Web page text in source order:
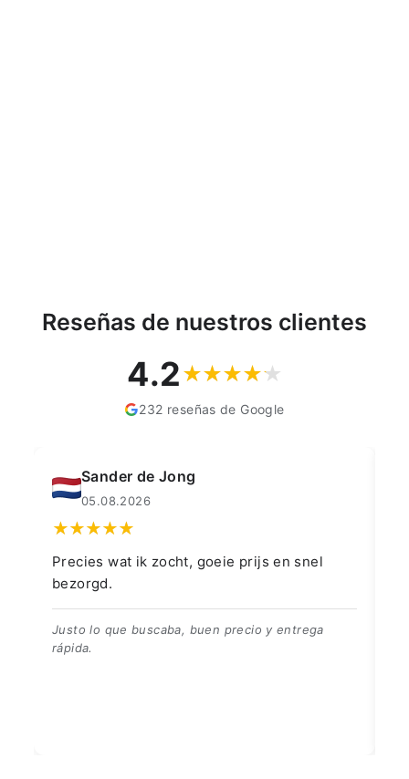
Reseñas de nuestros clientes
4.2
232 reseñas de Google
Sander de Jong
05.08.2026
Precies wat ik zocht, goeie prijs en snel
bezorgd.
Justo lo que buscaba, buen precio y entrega
rápida.